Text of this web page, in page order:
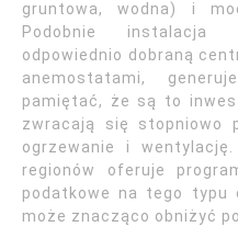
gruntowa, wodna) i
Podobnie
odpowiednio dobraną
anemostatami,
pamiętać, że są to
zwracają się stopniowo
ogrzewanie i
regionów oferuje
podatkowe na tego typu
może znacząco obniżyć